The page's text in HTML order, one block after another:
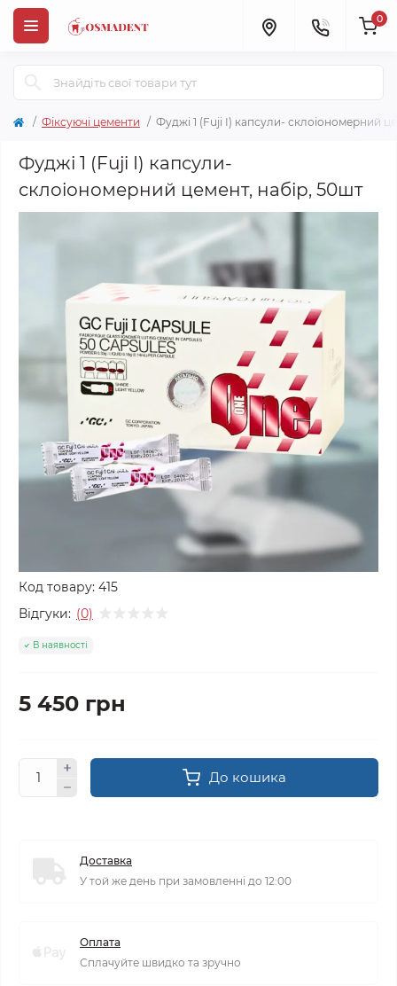
0
Фіксуючі цементи Фуджі 1 (Fuji I) капсули- склоіономерний
Фуджі 1 (Fuji I) капсули-
склоіономерний цемент, набір, 50шт
Код товару: 415
Відгуки: (0)
В наявності
5 450 грн
До кошика
Доставка
У той же день при замовленні до 12:00
Оплата
Сплачуйте швидко та зручно